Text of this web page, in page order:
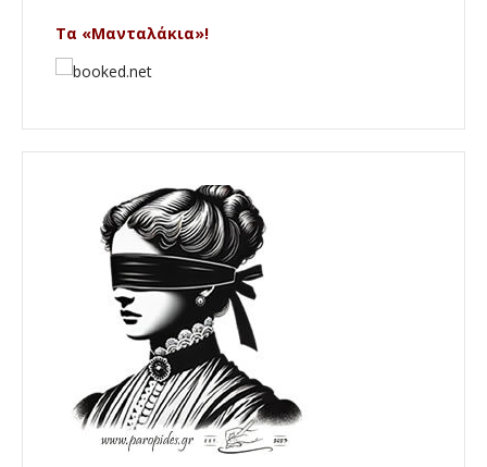
Τα «Μανταλάκια»!